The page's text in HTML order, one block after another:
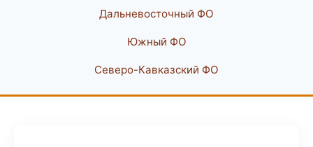
Дальневосточный ФО
Южный ФО
Северо-Кавказский ФО